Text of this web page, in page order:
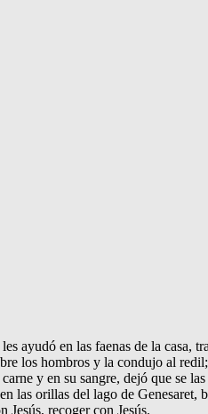
ayudó en las faenas de la
los hombros y la condujo al
y en su sangre, dejó que se
las orillas del lago de
Jesús, recoger con Jesús.